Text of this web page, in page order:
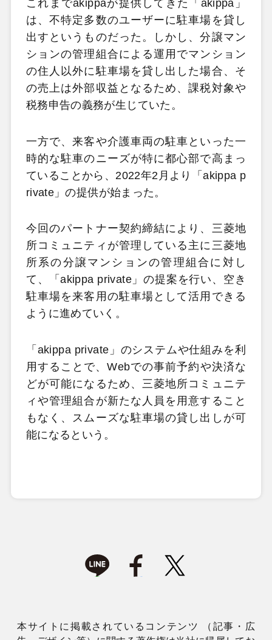
これまでakippaが提供してきた「akippa」
は、不特定多数のユーザーに駐車場を貸し
出すというものだった。しかし、分譲マン
ションの管理組合による運用でマンション
の住人以外に駐車場を貸し出した場合、そ
の売上は外部収益となるため、課税対象や
税務申告の義務が生じていた。
一方で、来客や介護車両の駐車といった一
時的な駐車のニーズが特に都心部で高まっ
ていることから、2022年2月より「akippa p
rivate」の提供が始まった。
今回のパートナー契約締結により、三菱地
所コミュニティが管理している主に三菱地
所系の分譲マンションの管理組合に対し
て、「akippa private」の提案を行い、空き
駐車場を来客用の駐車場として活用できる
ように進めていく。
「akippa private」のシステムや仕組みを利
用することで、Webでの事前予約や決済な
どが可能になるため、三菱地所コミュニテ
ィや管理組合が新たな人員を用意すること
もなく、スムーズな駐車場の貸し出しが可
能になるという。
本サイトに掲載されているコンテンツ （記事・広